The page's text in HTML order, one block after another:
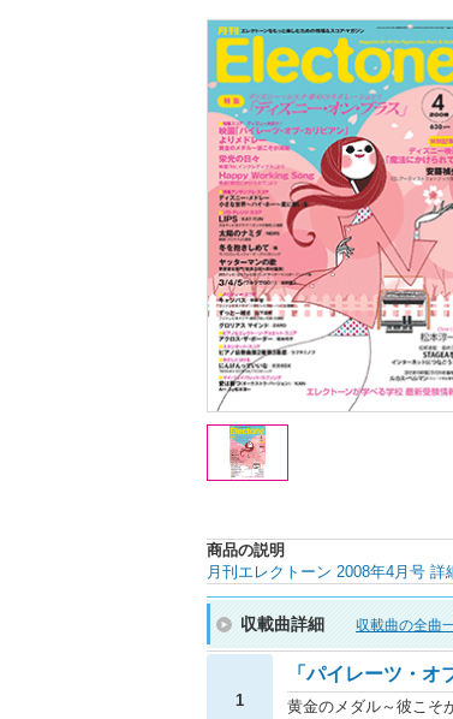
商品の説明
月刊エレクトーン 2008年4月号 詳
収載曲詳細 収載曲の全曲
1
「パイレーツ・
黄金のメダル～彼こそ